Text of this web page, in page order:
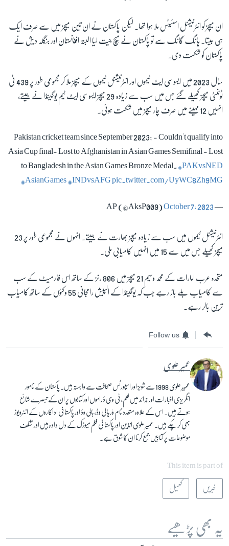
ان میچز کو انٹرنیشنل اسٹیٹس ملا ہوا تھا۔ لیکن پاکستان نے ان تین میچز میں سے صرف ایک
ہی جیتا۔ ہانگ گانگ سے تو پاکستان نے میچ جیت لیا البتہ افغانستان اور بنگلہ دیش نے
پاکستان کو شکست دی۔
سال 2023 میں ایسوسی ایٹ ٹیموں اور انٹرنیشنل ٹیموں کے میچز ملا کر مجموعی طور پر 439 ٹی
ٹوئنٹی میچز کھیلے گئے جس میں سب سے زیادہ 29 میچز ایسوسی ایٹ ٹیم یوگینڈا نے جیتے،
انہیں 12 مہینے میں صرف چار میچز میں شکست ہوئی۔
Pakistan cricket team since September 2023: - Couldn't qualify into
Asia Cup final- Lost to Afghanistan in Asian Games Semifinal - Lost
to Bangladesh in the Asian Games Bronze Medal.
#PAKvsNED
#AsianGames #INDvsAFG pic.twitter.com/UyWC8Zh9MG
— AP (@AksP009)
October 7, 2023
انٹرنیشنل ٹیموں میں سب سے زیادہ میچز بھارت نے جیتے۔ انہوں نے مجموعی طور پر 23
میچز کھیلے جس میں سے 15 میں انہیں کامیابی ملی۔
متحدہ عرب امارات کے محمد وسیم 21 میچز میں 806 رنز کے ساتھ اس فارمیٹ کے سب
سے کامیاب بلے باز رہے جب کہ یوگینڈا کے الپیش رامجانی 55 وکٹوں کے ساتھ کامیاب
ترین بالر رہے۔
Follow us
عمیر علوی
عمیر علوی 1998 سے شوبز اور اسپورٹس صحافت سے وابستہ ہیں۔ پاکستان کے نامور
انگریزی اخبارات اور جرائد میں فلم، ٹی وی ڈراموں اور کتابوں پر ان کے تبصرے شائع
ہوتے ہیں۔ اس کے علاوہ متعدد نام وَر ہالی وڈ، بالی وڈ اور پاکستانی اداکاروں کے انٹرویوز
بھی کر چکے ہیں۔ عمیر علوی انڈین اور پاکستانی فلم میوزک کے دل دادہ ہیں اور مختلف
موضوعات پر کتابیں جمع کرنا ان کا شوق ہے۔
This item is part of
خبریں کھیل
یہ بھی پڑھیے